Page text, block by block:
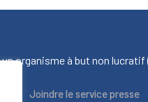
organisme à but non lucratif
Joindre le service presse